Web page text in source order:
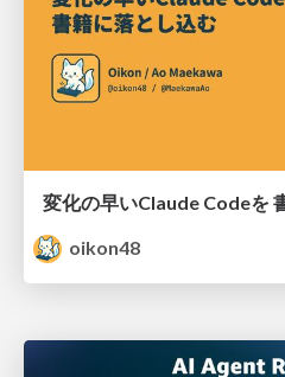
変化の早いClaude Codeを
oikon48